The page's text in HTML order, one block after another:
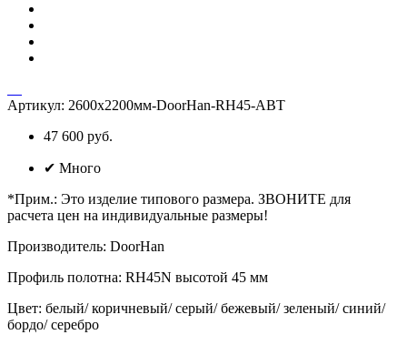
Артикул: 2600х2200мм-DoorHan-RH45-АВТ
47 600 руб.
✔ Много
*Прим.: Это изделие типового размера. ЗВОНИТЕ для
расчета цен на индивидуальные размеры!
Производитель: DoorHan
Профиль полотна: RH45N высотой 45 мм
Цвет: белый/ коричневый/ серый/ бежевый/ зеленый/ синий/
бордо/ серебро